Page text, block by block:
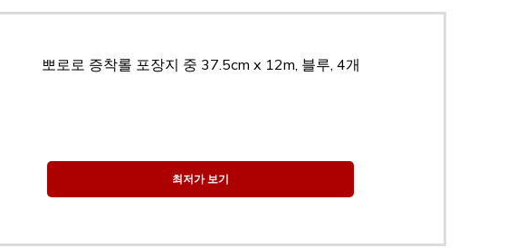
뽀로로 증착롤 포장지 중 37.5cm x 12m, 블루, 4개
최저가 보기